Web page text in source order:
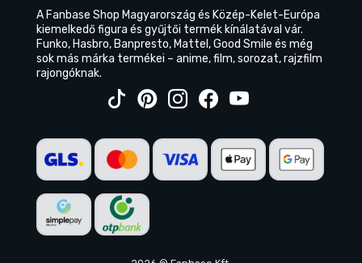
A Fanbase Shop Magyarország és Közép-Kelet-Európa
kiemelkedő figura és gyűjtői termék kínálatával vár.
Funko, Hasbro, Banpresto, Mattel, Good Smile és még
sok más márka termékei – anime, film, sorozat, rajzfilm
rajongóknak.